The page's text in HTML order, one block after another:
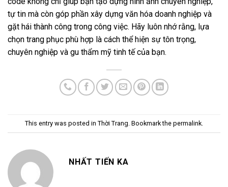
tự tin mà còn góp phần xây dựng văn hóa doanh nghiệp và
gặt hái thành công trong công việc. Hãy luôn nhớ rằng, lựa
chọn trang phục phù hợp là cách thể hiện sự tôn trọng,
chuyên nghiệp và gu thẩm mỹ tinh tế của bạn.
This entry was posted in Thời Trang . Bookmark the permalink
NHẤT TIẾN KA